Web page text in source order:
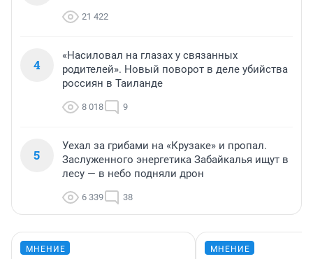
21 422
4
«Насиловал на глазах у связанных
родителей». Новый поворот в деле убийства
россиян в Таиланде
8 018 9
5
Уехал за грибами на «Крузаке» и пропал.
Заслуженного энергетика Забайкалья ищут в
лесу — в небо подняли дрон
6 339 38
МНЕНИЕ МНЕНИЕ